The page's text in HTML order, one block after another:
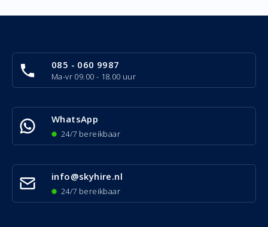
085 - 060 9987
Ma-vr 09.00 - 18.00 uur
WhatsApp
24/7 bereikbaar
info@skyhire.nl
24/7 bereikbaar